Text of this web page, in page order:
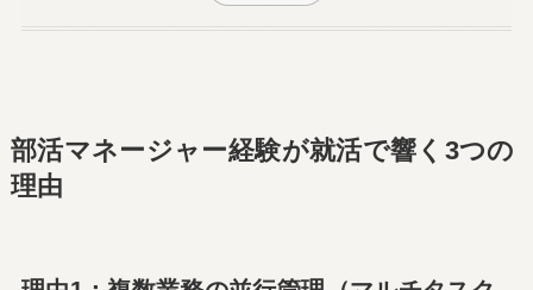
部活マネージャー経験が就活で響く3つの
理由